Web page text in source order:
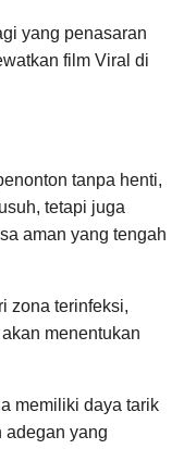
yang penasaran
film Viral di
tanpa henti,
tetapi juga
aman yang tengah
zona terinfeksi,
menentukan
memiliki daya tarik
adegan yang